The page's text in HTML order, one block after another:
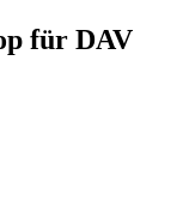
für DAV